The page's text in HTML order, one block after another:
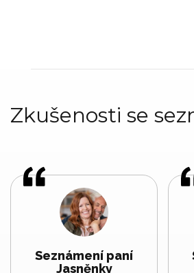
Zkušenosti se
Seznámení paní
Jasněnky